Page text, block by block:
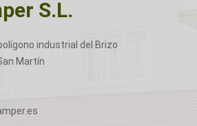
S.L.
industrial del Brizo
Martín